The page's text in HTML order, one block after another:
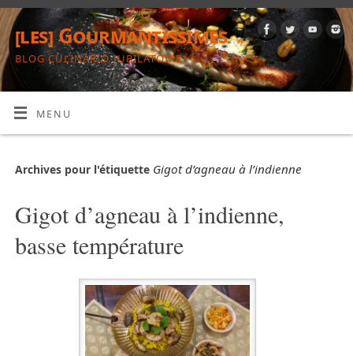
[les] Gourmantissimes
BLOG CULINARIO-JUBILATOIRE
MENU
Archives pour l'étiquette Gigot d’agneau à l’indienne
Gigot d’agneau à l’indienne,
basse température